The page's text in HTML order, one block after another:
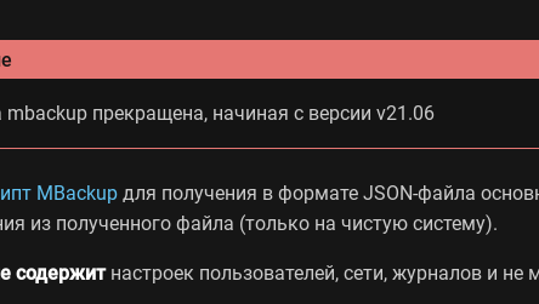
прекращена, начиная с версии v21.06
MBackup для получения в формате JSON-файла
из полученного файла (только на чистую систему).
содержитнастроек пользователей, сети, журналов и